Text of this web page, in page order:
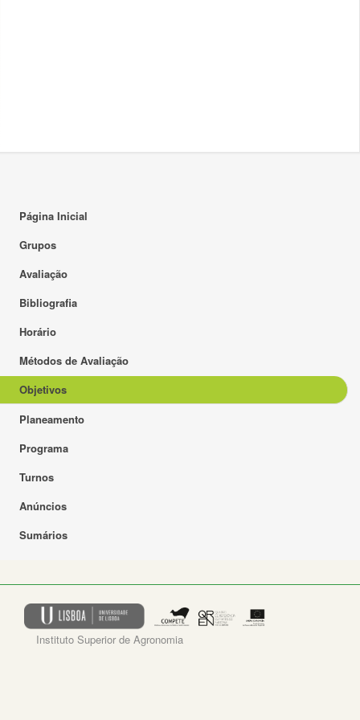
Página Inicial
Grupos
Avaliação
Bibliografia
Horário
Métodos de Avaliação
Objetivos
Planeamento
Programa
Turnos
Anúncios
Sumários
Instituto Superior de Agronomia